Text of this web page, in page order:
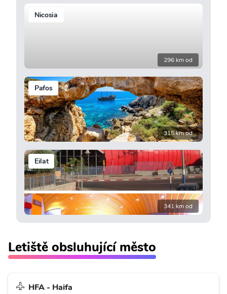
Nicosia
296 km od
Pafos
315 km od
Eilat
341 km od
Letiště obsluhující město
HFA - Haifa